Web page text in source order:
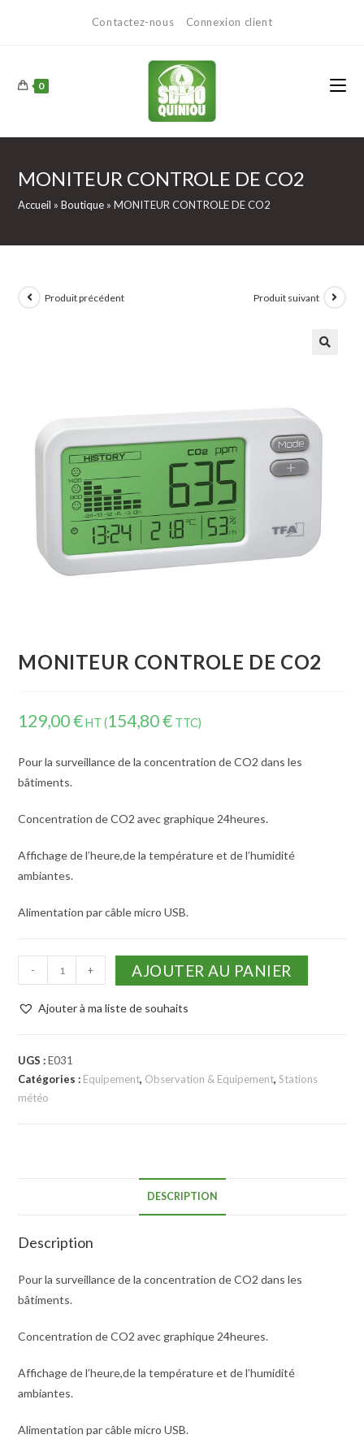
Contactez-nous Connexion client
0
MONITEUR CONTROLE DE CO2
Accueil »Boutique »MONITEUR CONTROLE DE CO2
Produit précédent Produit suivant
MONITEUR CONTROLE DE CO2
129,00€ HT (154,80€ TTC)
Pour la surveillance de la concentration de CO2 dans les
bâtiments.
Concentration de CO2 avec graphique 24heures.
Affichage de l’heure,de la température et de l’humidité
ambiantes.
Alimentation par câble micro USB.
- + AJOUTER AU PANIER
Ajouter à ma liste de souhaits
UGS :E031
Catégories : Equipement, Observation & Equipement,Stations
météo
DESCRIPTION
Description
Pour la surveillance de la concentration de CO2 dans les
bâtiments.
Concentration de CO2 avec graphique 24heures.
Affichage de l’heure,de la température et de l’humidité
ambiantes.
Alimentation par câble micro USB.